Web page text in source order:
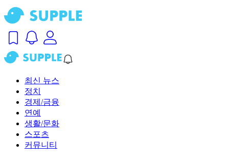
최신 뉴스
정치
경제/금융
연예
생활/문화
스포츠
커뮤니티